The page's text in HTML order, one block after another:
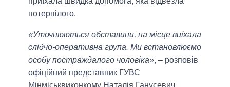
потерпілого.
«Уточнюються обставини, на місце виїхала
слідчо-оперативна група. Ми встановлюємо
особу постраждалого чоловіка», – розповів
офіційний представник ГУВС
Мінміськвиконкому Наталія Ганусевич.